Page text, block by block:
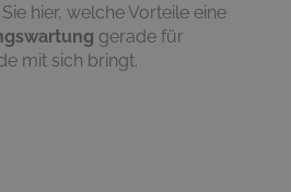
hier, welche Vorteile eine
gerade für
mit sich bringt.